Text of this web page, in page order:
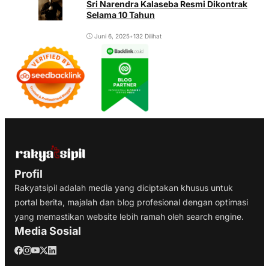
Sri Narendra Kalaseba Resmi Dikontrak
Selama 10 Tahun
Juni 6, 2025•132 Dilihat
Profil
Rakyatsipil adalah media yang diciptakan khusus untuk
portal berita, majalah dan blog profesional dengan optimasi
yang memastikan website lebih ramah oleh search engine.
Media Sosial